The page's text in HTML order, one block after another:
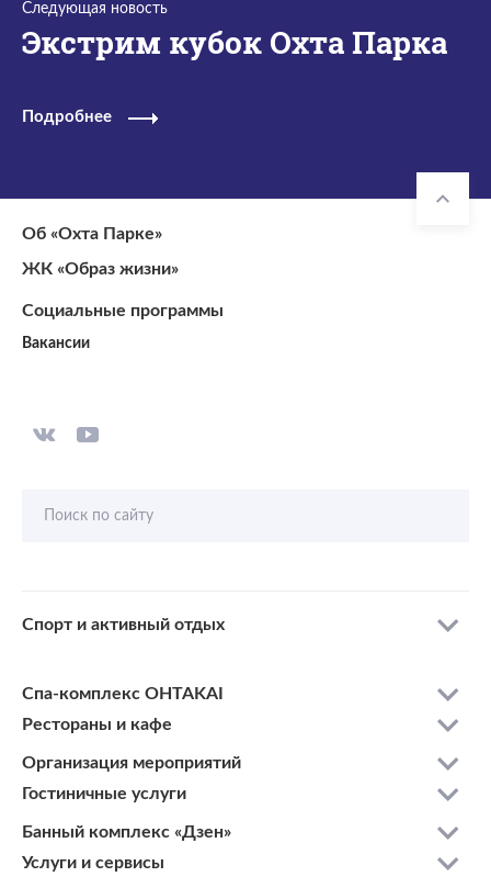
Следующая новость
Экстрим кубок Охта Парка
Подробнее
Об «Охта Парке»
ЖК «Образ жизни»
Социальные программы
Вакансии
Поиск по сайту
Спорт и активный отдых
Спа-комплекс OHTAKAI
Рестораны и кафе
Организация мероприятий
Гостиничные услуги
Банный комплекс «Дзен»
Услуги и сервисы